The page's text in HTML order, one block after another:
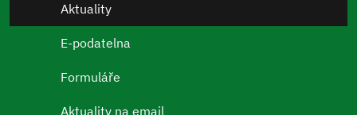
Aktuality
E-podatelna
Formuláře
Aktuality na email